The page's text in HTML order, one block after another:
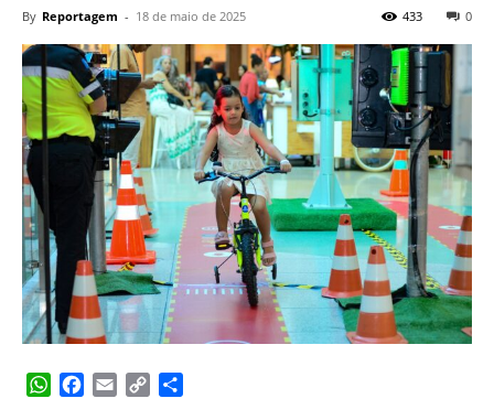
By Reportagem - 18 de maio de 2025 0
433
WhatsApp
Facebook
Email Copy